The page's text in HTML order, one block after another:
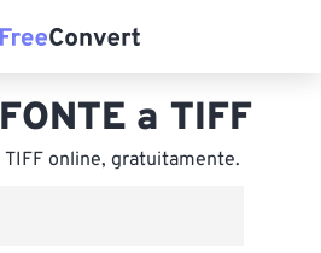
a TIFF
TIFF online, gratuitamente.